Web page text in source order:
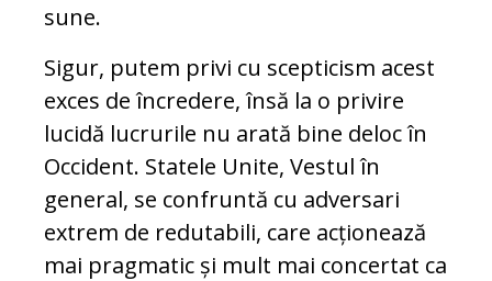
sune.
Sigur, putem privi cu scepticism acest
exces de încredere, însă la o privire
lucidă lucrurile nu arată bine deloc în
Occident. Statele Unite, Vestul în
general, se confruntă cu adversari
extrem de redutabili, care acționează
mai pragmatic și mult mai concertat ca